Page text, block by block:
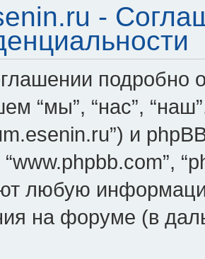
-
подробно
“мы”, “нас”,
и
любую
на форуме (в